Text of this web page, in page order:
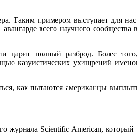
Таким примером выступает для
всего научного сообщества
царит полный разброд. Более того,
казуистических ухищрений
как пытаются американцы
журнала Scientific American,